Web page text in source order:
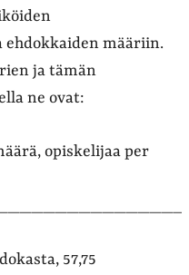
ehdokkaiden määriin.
ja tämän
ne ovat:
opiskelijaa per
57,75